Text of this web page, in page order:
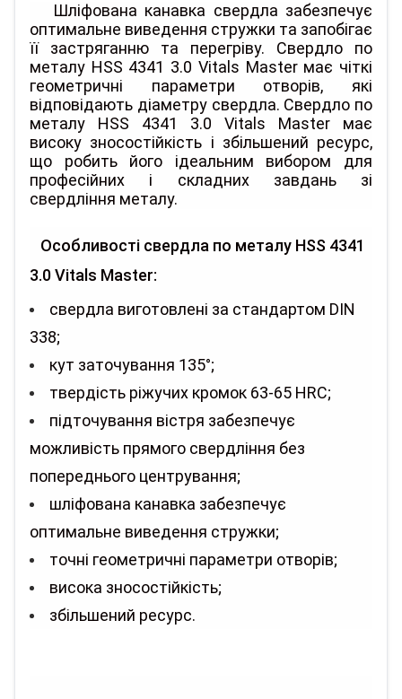
Шліфована канавка свердла забезпечує
оптимальне виведення стружки та запобігає
її застряганню та перегріву. Свердло по
металу HSS 4341 3.0 Vitals Master має чіткі
геометричні параметри отворів, які
відповідають діаметру свердла. Свердло по
металу HSS 4341 3.0 Vitals Master має
високу зносостійкість і збільшений ресурс,
що робить його ідеальним вибором для
професійних і складних завдань зі
свердління металу.
Особливості свердла по металу HSS 4341
3.0 Vitals Master:
свердла виготовлені за стандартом DIN
338;
кут заточування 135°;
твердість ріжучих кромок 63-65 HRC;
підточування вістря забезпечує
можливість прямого свердління без
попереднього центрування;
шліфована канавка забезпечує
оптимальне виведення стружки;
точні геометричні параметри отворів;
висока зносостійкість;
збільшений ресурс.